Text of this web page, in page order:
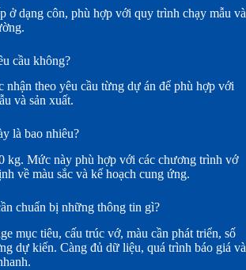
ở dạng côn, phù hợp với quy trình chạy mẫu và
cầu không?
nhận theo yêu cầu từng dự án để phù hợp với
và sản xuất.
là bao nhiêu?
kg. Mức này phù hợp với các chương trình vớ
về màu sắc và kế hoạch cung ứng.
chuẩn bị những thông tin gì?
mục tiêu, cấu trúc vớ, màu cần phát triển, số
dự kiến. Càng đủ dữ liệu, quá trình báo giá và